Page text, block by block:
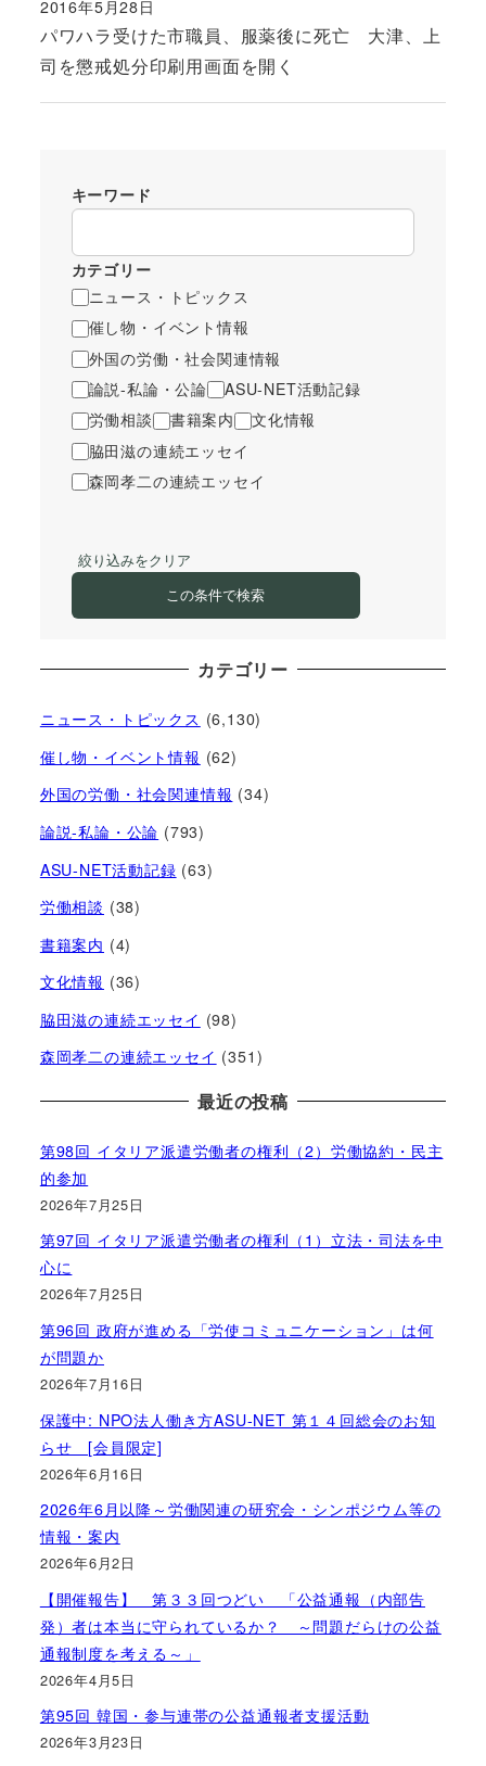
パワハラ受けた市職員、服薬後に死亡 大津、上
司を懲戒処分印刷用画面を開く
投稿日
2016年5月28日
キーワード
カテゴリー
ニュース・トピックス
催し物・イベント情報
外国の労働・社会関連情報
論説-私論・公論
ASU-NET活動記録
労働相談
書籍案内
文化情報
脇田滋の連続エッセイ
森岡孝二の連続エッセイ
絞り込みをクリア
この条件で検索
カテゴリー
ニュース・トピックス (6,130)
催し物・イベント情報 (62)
外国の労働・社会関連情報 (34)
論説-私論・公論 (793)
ASU-NET活動記録 (63)
労働相談 (38)
書籍案内 (4)
文化情報 (36)
脇田滋の連続エッセイ (98)
森岡孝二の連続エッセイ (351)
最近の投稿
第98回 イタリア派遣労働者の権利（2）労働協約・民主
的参加
2026年7月25日
第97回 イタリア派遣労働者の権利（1）立法・司法を中
心に
2026年7月25日
第96回 政府が進める「労使コミュニケーション」は何
が問題か
2026年7月16日
保護中: NPO法人働き方ASU-NET 第１４回総会のお知
らせ [会員限定]
2026年6月16日
2026年6月以降～労働関連の研究会・シンポジウム等の
情報・案内
2026年6月2日
【開催報告】 第３３回つどい 「公益通報（内部告
発）者は本当に守られているか？ ～問題だらけの公益
通報制度を考える～」
2026年4月5日
第95回 韓国・参与連帯の公益通報者支援活動
2026年3月23日